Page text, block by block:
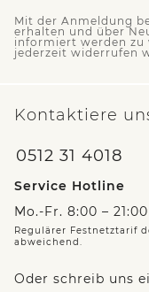
Mit der Anmeldung
erhalten und über
informiert werden zu
jederzeit widerrufen
Kontaktiere
0512 31 4018
Service Hotline
Mo.-Fr. 8:00 –
Regulärer Festnetztarif
abweichend.
Oder schreib uns